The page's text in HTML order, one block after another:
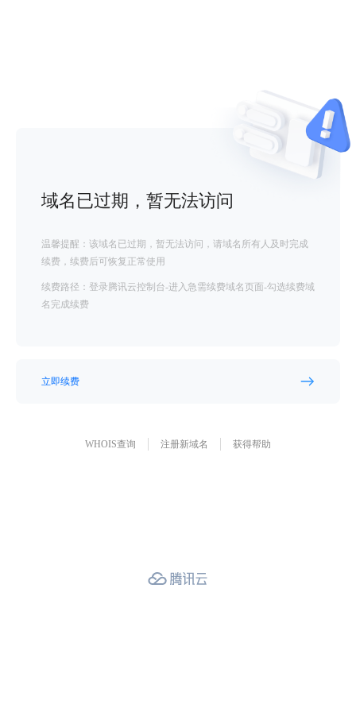
域名已过期，暂无法访问
温馨提醒：该域名已过期，暂无法访问，请域名所有人及时完成
续费，续费后可恢复正常使用
续费路径：登录腾讯云控制台-进入急需续费域名页面-勾选续费域
名完成续费
立即续费
WHOIS查询 注册新域名 获得帮助